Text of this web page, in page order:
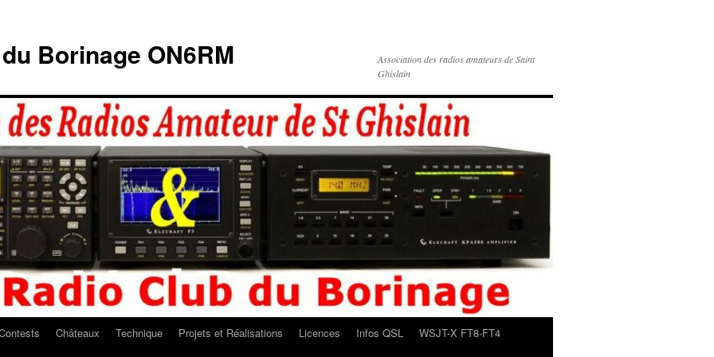
Borinage ON6RM
Association des radios amateurs de Saint
Ghislain
Châteaux Technique Projets et Réalisations Licences Infos QSL
WSJT-X FT8-FT4